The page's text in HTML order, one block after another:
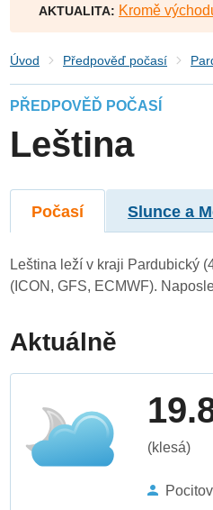
AKTUALITA: Kromě
Úvod Předpověď počasí
PŘEDPOVĚĎ POČASÍ
Leština
Počasí Slunce a
Leština leží v kraji Pardubický
(ICON, GFS, ECMWF).
Aktuálně
(klesá)